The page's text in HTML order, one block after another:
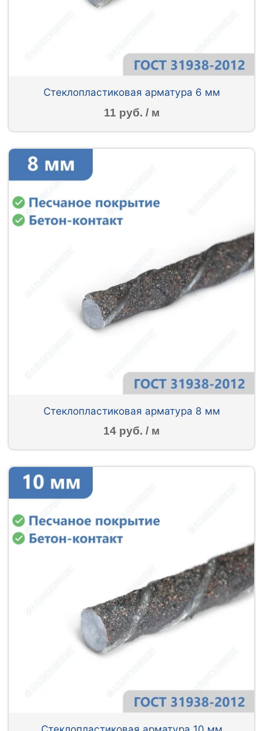
Стеклопластиковая арматура 6 мм
11 руб. / м
Стеклопластиковая арматура 8 мм
14 руб. / м